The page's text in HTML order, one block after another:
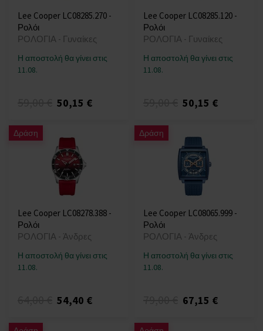
Lee Cooper LC08285.270 -
Ρολόι
ΡΟΛΟΓΙΑ - Γυναίκες
Η αποστολή θα γίνει στις
11.08.
50,15 €
Lee Cooper LC08285.120 -
Ρολόι
ΡΟΛΟΓΙΑ - Γυναίκες
Η αποστολή θα γίνει στις
11.08.
50,15 €
Δράση
Lee Cooper LC08278.388 -
Ρολόι
ΡΟΛΟΓΙΑ - Άνδρες
Η αποστολή θα γίνει στις
11.08.
54,40 €
Δράση
Lee Cooper LC08065.999 -
Ρολόι
ΡΟΛΟΓΙΑ - Άνδρες
Η αποστολή θα γίνει στις
11.08.
67,15 €